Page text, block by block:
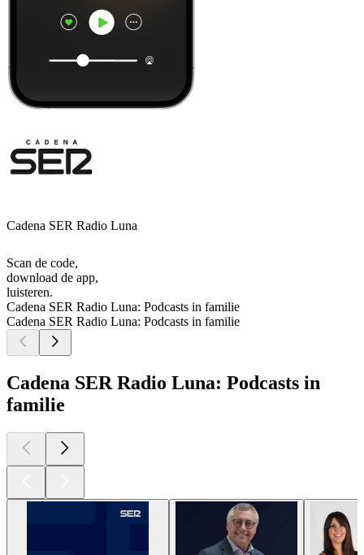
Cadena SER Radio Luna
Scan de code,
download de app,
luisteren.
Cadena SER Radio Luna: Podcasts in familie
Cadena SER Radio Luna: Podcasts in familie
Cadena SER Radio Luna: Podcasts in
familie